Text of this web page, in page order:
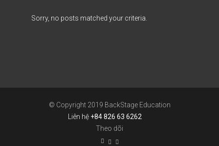
Sorry, no posts matched your criteria.
© Copyright 2019 BackStage Education
Liên hệ +84 826 63 6262
Theo dõi